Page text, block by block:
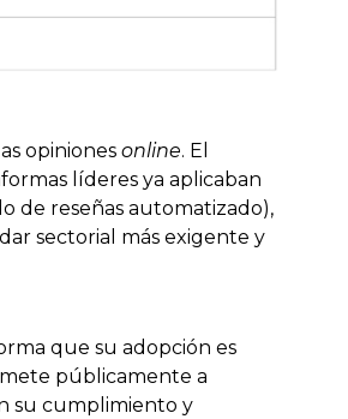
opiniones online. El
líderes ya aplicaban
de reseñas automatizado),
sectorial más exigente y
que su adopción es
públicamente a
su cumplimiento y